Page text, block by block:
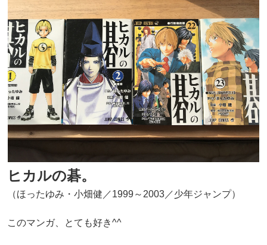
ヒカルの碁。
（ほったゆみ・小畑健／1999～2003／少年ジャンプ）
このマンガ、とても好き^^